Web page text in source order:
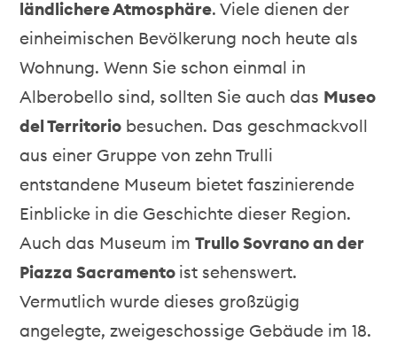
ländlichere Atmosphäre. Viele dienen der
einheimischen Bevölkerung noch heute als
Wohnung. Wenn Sie schon einmal in
Alberobello sind, sollten Sie auch das Museo
del Territorio besuchen. Das geschmackvoll
aus einer Gruppe von zehn Trulli
entstandene Museum bietet faszinierende
Einblicke in die Geschichte dieser Region.
Auch das Museum imTrullo Sovrano an der
Piazza Sacramento ist sehenswert.
Vermutlich wurde dieses großzügig
angelegte, zweigeschossige Gebäude im 18.